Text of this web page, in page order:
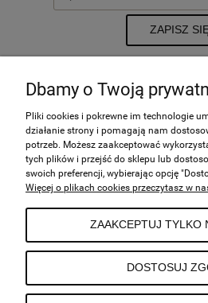
ZAPISZ
POMOC
MOJE KONTO
INFORMACJE
Dbamy o Twoją
Pliki cookies i pokrewne im technologie
działanie strony i pomagają nam
potrzeb. Możesz zaakceptować
tych plików i przejść do sklepu lub
swoich preferencji, wybierając opcję
Więcej o plikach cookies przeczytasz w
ZAAKCEPTUJ TYLKO
DOSTOSUJ